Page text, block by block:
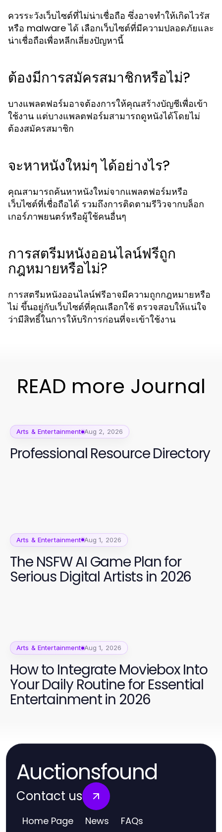
ควรระวังเว็บไซต์ที่ไม่น่าเชื่อถือ ซึ่งอาจทำให้เกิดไวรัส
หรือ malware ได้ เลือกเว็บไซต์ที่มีความปลอดภัยและ
น่าเชื่อถือเพื่อหลีกเลี่ยงปัญหานี้
ต้องมีการสมัครสมาชิกหรือไม่?
บางแพลตฟอร์มอาจต้องการให้คุณสร้างบัญชีเพื่อเข้า
ใช้งาน แต่บางแพลตฟอร์มสามารถดูหนังได้โดยไม่
ต้องสมัครสมาชิก
จะหาหนังใหม่ๆ ได้อย่างไร?
คุณสามารถค้นหาหนังใหม่จากแพลตฟอร์มหรือ
เว็บไซต์ที่เชื่อถือได้ รวมถึงการติดตามรีวิวจากบล็อก
เกอร์ภาพยนตร์หรือผู้ใช้คนอื่นๆ
การสตรีมหนังออนไลน์ฟรีถูก
กฎหมายหรือไม่?
การสตรีมหนังออนไลน์ฟรีอาจมีความถูกกฎหมายหรือ
ไม่ ขึ้นอยู่กับเว็บไซต์ที่คุณเลือกใช้ ตรวจสอบให้แน่ใจ
ว่ามีสิทธิ์ในการให้บริการก่อนที่จะเข้าใช้งาน
READ more Journal
Arts & Entertainment Aug 2, 2026
Professional Resource Directory
Arts & Entertainment Aug 1, 2026
The NSFW AI Game Plan for
Serious Digital Artists in 2026
Arts & Entertainment Aug 1, 2026
How to Integrate Moviebox Into
Your Daily Routine for Essential
Entertainment in 2026
Auctionsfound
Contact us
Home Page News FAQs